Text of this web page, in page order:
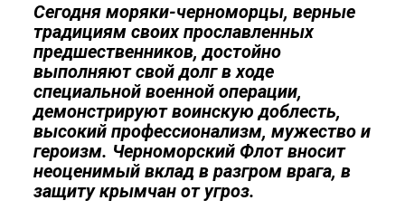
Сегодня моряки-черноморцы, верные
традициям своих прославленных
предшественников, достойно
выполняют свой долг в ходе
специальной военной операции,
демонстрируют воинскую доблесть,
высокий профессионализм, мужество и
героизм. Черноморский Флот вносит
неоценимый вклад в разгром врага, в
защиту крымчан от угроз.